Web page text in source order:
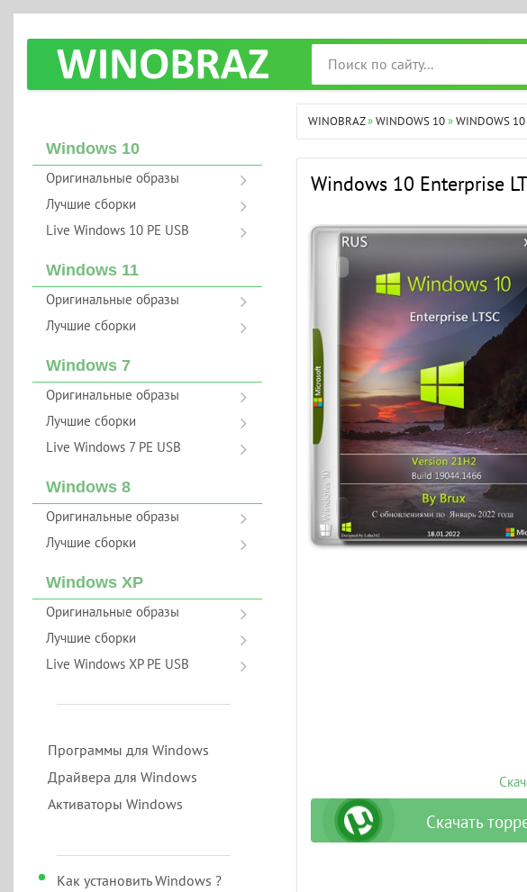
WINOBRAZ»WINDOWS 10»WINDOWS
Windows 10 Enterprise
Скачать
Windows 10
Оригинальные образы
Лучшие сборки
Live Windows 10 PE USB
Windows 11
Оригинальные образы
Лучшие сборки
Windows 7
Оригинальные образы
Лучшие сборки
Live Windows 7 PE USB
Windows 8
Оригинальные образы
Лучшие сборки
Windows XP
Оригинальные образы
Лучшие сборки
Live Windows XP PE USB
Программы для Windows
Драйвера для Windows
Активаторы Windows
Как установить Windows ?